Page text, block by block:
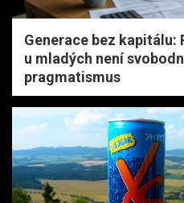
Generace bez
u mladých není
pragmatismus